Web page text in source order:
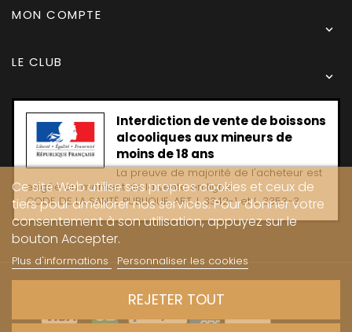
MON COMPTE

LE CLUB

Interdiction de vente de boissons
alcooliques aux mineurs de
moins de 18 ans
La preuve de majorité de l'acheteur est
exigée au moment de la vente en ligne
CODE DE LA SANTË PUBLIQUE, ART. L 3342-1 et L. 3353-3
Ce site Web utilise ses propres cookies et ceux de
tiers pour améliorer nos services. Pour donner votre
consentement à son utilisation, appuyez sur le
bouton Accepter.
Plus d'informations Personnaliser les cookies
REJETER TOUT